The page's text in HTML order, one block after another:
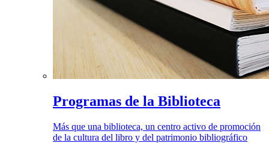
Programas de la Biblioteca
Más que una biblioteca, un centro activo de promoción
de la cultura del libro y del patrimonio bibliográfico